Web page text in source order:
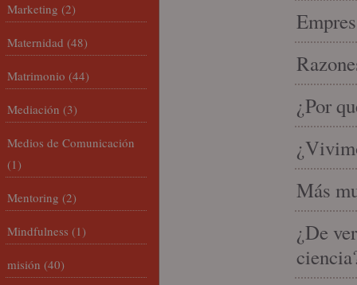
¿Por
Más
¿De
Marketing (2)
Maternidad (48)
Matrimonio (44)
Mediación (3)
Medios de Comunicación
(1)
Mentoring (2)
Mindfulness (1)
misión (40)